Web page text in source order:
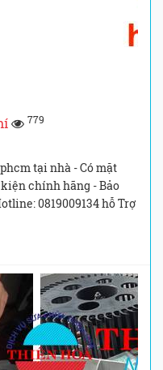
779
tại nhà - Có mặt
chính hãng - Bảo
0819009134 hỗ Trợ